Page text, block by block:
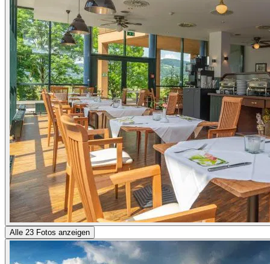
Alle 23 Fotos anzeigen